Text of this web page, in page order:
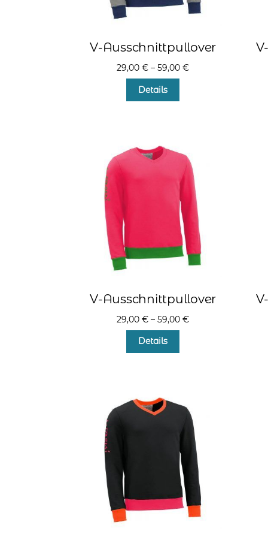
V-Ausschnittpullover
29,00€ –59,00€
Details
Die
Optionen
können
auf
der
Produktseite
gewählt
werden
V-Ausschnittpullover
29,00€ –59,00€
Details
Die
Optionen
können
auf
der
Produktseite
gewählt
werden